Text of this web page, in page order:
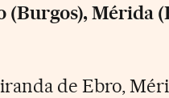
Mérida
de Ebro,